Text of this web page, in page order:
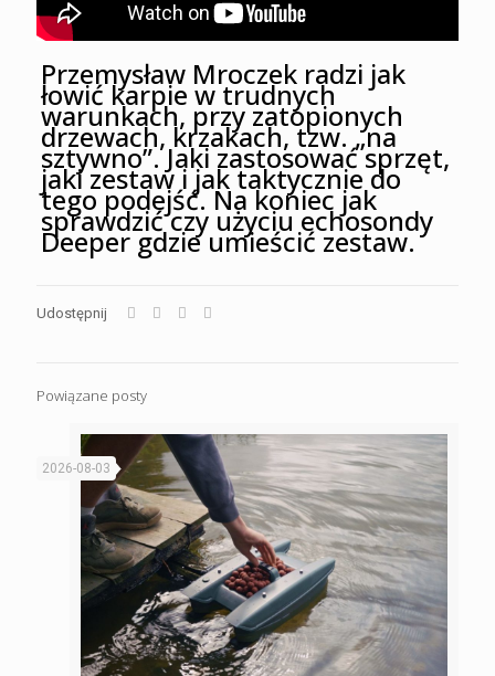
Przemysław Mroczek radzi jak
łowić karpie w trudnych
warunkach, przy zatopionych
drzewach, krzakach, tzw. „na
sztywno”. Jaki zastosować sprzęt,
jaki zestaw i jak taktycznie do
tego podejść. Na koniec jak
sprawdzić czy użyciu echosondy
Deeper gdzie umieścić zestaw.
Udostępnij
Powiązane posty
2026-08-03